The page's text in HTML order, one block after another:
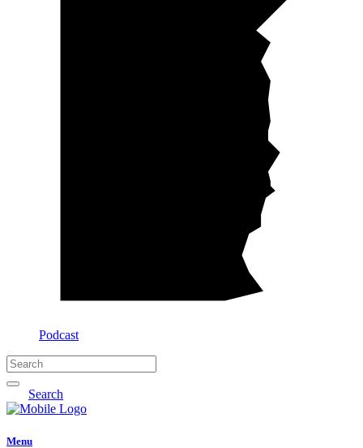
Podcast
Search
Menu